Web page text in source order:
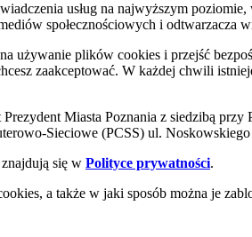
usług na najwyższym
społecznościowych i odtwarzacza
używanie plików cookies i przejść
zaakceptować. W każdej chwili
Miasta Poznania z siedzibą
Sieciowe (PCSS) ul.
się w Polityce prywatności.
a także w jaki sposób można je